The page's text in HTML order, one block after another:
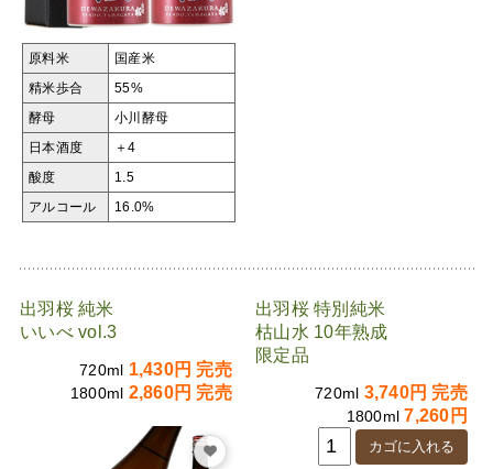
原料米 国産米
精米歩合 55%
酵母 小川酵母
日本酒度 ＋4
酸度 1.5
アルコール 16.0%
出羽桜 純米
いいべ vol.3
720ml 1,430円 完売
1800ml 2,860円 完売
出羽桜 特別純米
枯山水 10年熟成
限定品
720ml 3,740円 完売
1800ml7,260円